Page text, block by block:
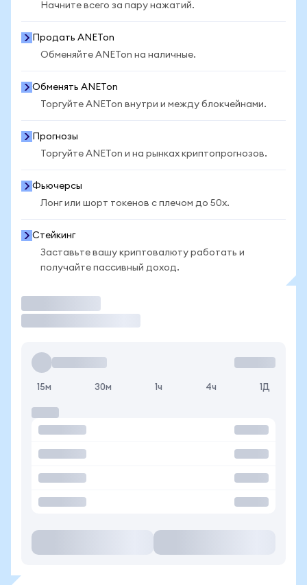
Начните всего за пару нажатий.
Продать ANETon
Обменяйте ANETon на наличные.
Обменять ANETon
Торгуйте ANETon внутри и между блокчейнами.
Прогнозы
Торгуйте ANETon и на рынках криптопрогнозов.
Фьючерсы
Лонг или шорт токенов с плечом до 50x.
Стейкинг
Заставьте вашу криптовалюту работать и
получайте пассивный доход.
15м 30м 1ч 4ч 1Д